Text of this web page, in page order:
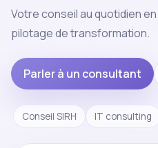
Votre conseil au quotidien
pilotage de transformation.
Parler à un consultant
Conseil SIRH IT consulting